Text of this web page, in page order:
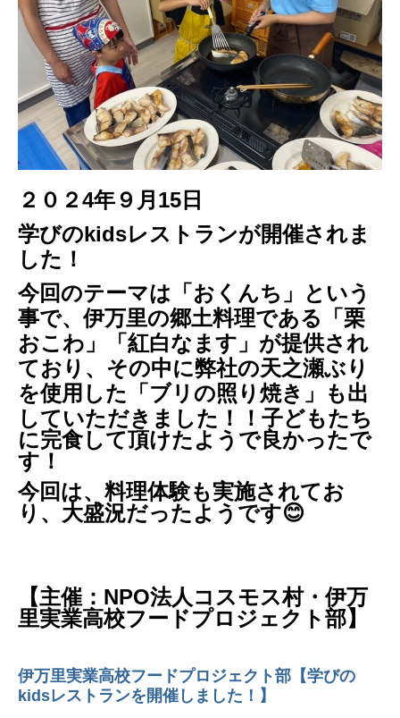
２０２4年９月15日
学びのkidsレストランが開催されま
した！
今回のテーマは「おくんち」という
事で、伊万里の郷土料理である「栗
おこわ」「紅白なます」が提供され
ており、その中に弊社の天之瀬ぶり
を使用した「ブリの照り焼き」も出
していただきました！！ 子どもたち
に完食して頂けたようで良かったで
す！
今回は、料理体験も実施されてお
り、大盛況だったようです😊
【主催：NPO法人コスモス村・伊万
里実業高校フードプロジェクト部】
伊万里実業高校フードプロジェクト部【学びの
kidsレストランを開催しました！ 】